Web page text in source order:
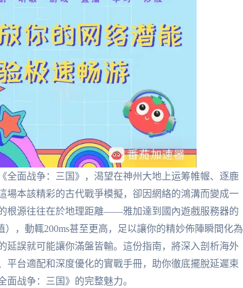
全面战争：三国》，渴望在神州大地上运筹帷幄、逐鹿
場本該精彩的古代戰爭模擬，卻因網絡的鴻溝而變成一
根源往往在於地理距離——雅加達到國內遊戲服務器的
，動輒200ms甚至更高，足以讓你的精妙佈陣瞬間化為
延誤就可能讓你滿盤皆輸。這份指南，將深入剖析海外
平台適配和深度優化的實戰手冊，助你徹底擺脫延遲束
战争：三国》的完整魅力。